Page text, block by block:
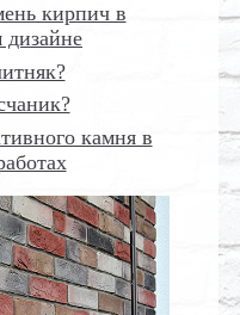
кирпич в
дизайне
камня в